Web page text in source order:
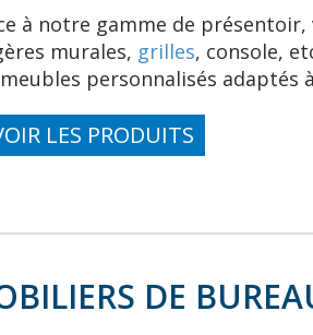
à notre gamme de
murales, grilles, console,
personnalisés adaptés
LES PRODUITS
DE